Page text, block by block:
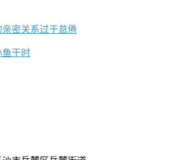
亲密关系过于怠倦
鱼干时